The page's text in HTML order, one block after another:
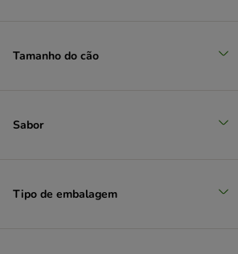
Tamanho do cão
Sabor
Tipo de embalagem